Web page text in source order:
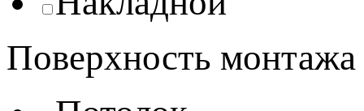
Поверхность монтажа